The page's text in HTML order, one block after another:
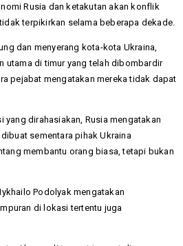
Rusia dan ketakutan akan konflik
terpikirkan selama beberapa dekade.
dan menyerang kota-kota Ukraina,
utama di timur yang telah dibombardir
pejabat mengatakan mereka tidak dapat
yang dirahasiakan, Rusia mengatakan
sementara pihak Ukraina
membantu orang biasa, tetapi bukan
Podolyak mengatakan
di lokasi tertentu juga